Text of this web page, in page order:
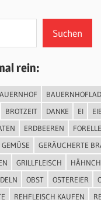
Suchen
rein:
BROTZEIT DANKE EI
ERDBEEREN
GEMÜSE
GERÄUCHERTE
GRILLFLEISCH
OBST OSTEREIER
REHFLEISCH KAUFEN